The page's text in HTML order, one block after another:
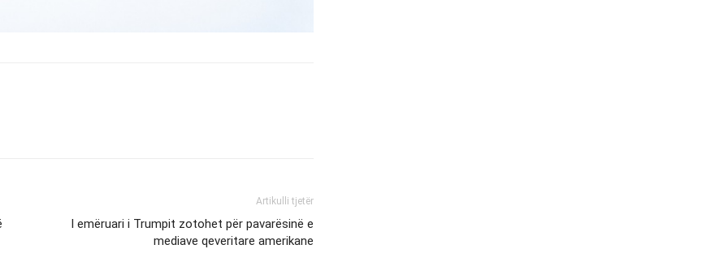
Artikulli tjetër
I emëruari i Trumpit zotohet për pavarësinë e
mediave qeveritare amerikane